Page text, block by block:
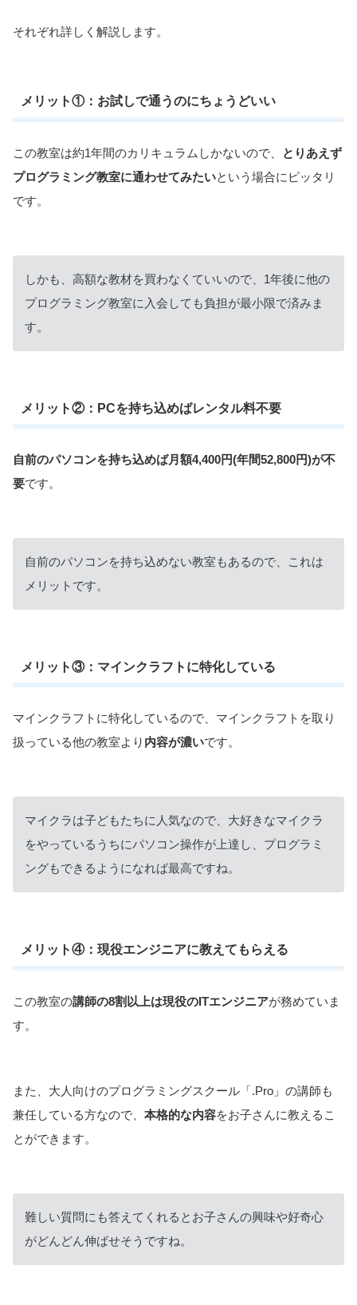
それぞれ詳しく解説します。
メリット①：お試しで通うのにちょうどいい
この教室は約1年間のカリキュラムしかないので、
とりあえず
プログラミング教室に通わせてみたいという場合にピッタリ
です。
しかも、高額な教材を買わなくていいので、1年後に他の
プログラミング教室に入会しても負担が最小限で済みま
す。
メリット②：PCを持ち込めばレンタル料不要
自前のパソコンを持ち込めば月額4,400円(年間52,800円)が不
要です。
自前のパソコンを持ち込めない教室もあるので、これは
メリットです。
メリット③：マインクラフトに特化している
マインクラフトに特化しているので、マインクラフトを取り
扱っている他の教室より 内容が濃いです。
マイクラは子どもたちに人気なので、大好きなマイクラ
をやっているうちにパソコン操作が上達し、プログラミ
ングもできるようになれば最高ですね。
メリット④：現役エンジニアに教えてもらえる
この教室の講師の8割以上は現役のITエンジニアが務めていま
す。
また、大人向けのプログラミングスクール「.Pro」の講師も
兼任している方なので、 本格的な内容をお子さんに教えるこ
とができます。
難しい質問にも答えてくれるとお子さんの興味や好奇心
がどんどん伸ばせそうですね。